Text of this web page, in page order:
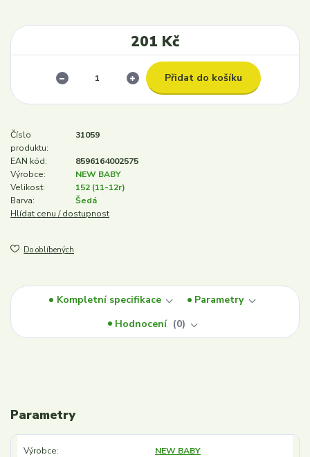
201 Kč
Přidat do košíku
Číslo
produktu:
31059
EAN kód:
8596164002575
Výrobce:
NEW BABY
Velikost:
152 (11-12r)
Barva:
Šedá
Hlídat cenu / dostupnost
Do oblíbených
Kompletní specifikace
Parametry
Hodnocení
0
Parametry
Výrobce NEW BABY